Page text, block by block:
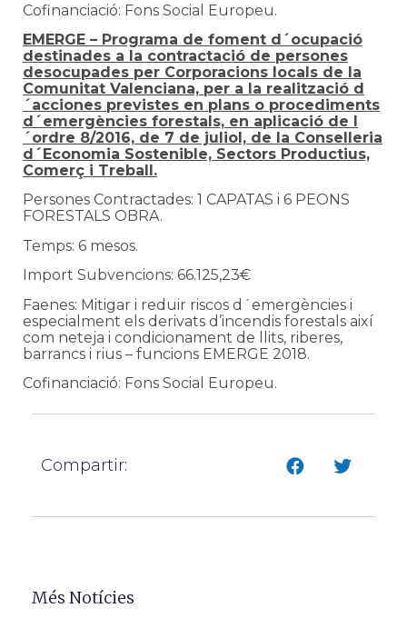
Cofinanciació: Fons Social Europeu.
EMERGE – Programa de foment d´ocupació
destinades a la contractació de persones
desocupades per Corporacions locals de la
Comunitat Valenciana, per a la realització d
´acciones previstes en plans o procediments
d´emergències forestals, en aplicació de l
´ordre 8/2016, de 7 de juliol, de la Conselleria
d´Economia Sostenible, Sectors Productius,
Comerç i Treball.
Persones Contractades: 1 CAPATAS i 6 PEONS
FORESTALS OBRA.
Temps: 6 mesos.
Import Subvencions: 66.125,23€
Faenes: Mitigar i reduir riscos d´emergències i
especialment els derivats d’incendis forestals així
com neteja i condicionament de llits, riberes,
barrancs i rius – funcions EMERGE 2018.
Cofinanciació: Fons Social Europeu.
Compartir:
Més Notícies